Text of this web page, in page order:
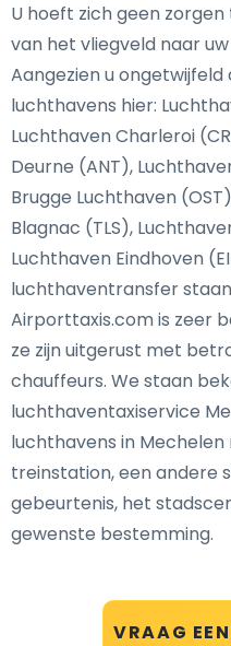
VRAAG
U hoeft zich geen
van het vliegveld naar
Aangezien u ongetwijfeld
luchthavens hier:
Luchthaven Charleroi
Deurne (ANT),
Brugge Luchthaven
Blagnac (TLS),
Luchthaven Eindhoven
luchthaventransfer
Airporttaxis.com is zeer
ze zijn uitgerust met
chauffeurs. We staan
luchthaventaxiservice
luchthavens in
treinstation, een andere
gebeurtenis, het
gewenste bestemming.